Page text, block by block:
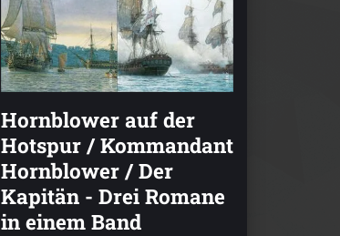
Hornblower auf der
Hotspur / Kommandant
Hornblower / Der
Kapitän - Drei Romane
in einem Band